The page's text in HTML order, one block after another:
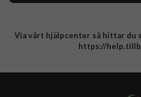
Integritetspolicy
Via vårt hjälpcenter så hittar du
https://